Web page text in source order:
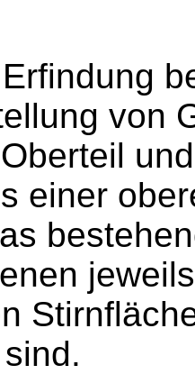
von
einer